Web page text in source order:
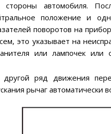
автомобиля.
положение и
поворотов на
это указывает на
или лампочек
ряд движения
рычаг